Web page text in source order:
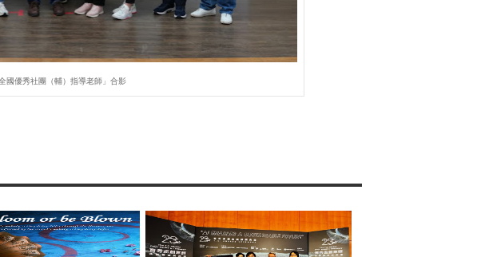
國優秀社團（輔）指導老師」合影